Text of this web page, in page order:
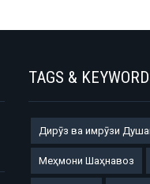
TAGS &
Дирӯз ва имрӯзи
Меҳмони Шаҳнавоз